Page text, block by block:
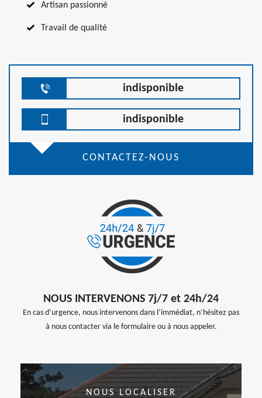
Artisan passionné
Travail de qualité
indisponible
indisponible
CONTACTEZ-NOUS
NOUS INTERVENONS 7j/7 et 24h/24
En cas d’urgence, nous intervenons dans l’immédiat, n’hésitez pas
à nous contacter via le formulaire ou à nous appeler.
NOUS LOCALISER